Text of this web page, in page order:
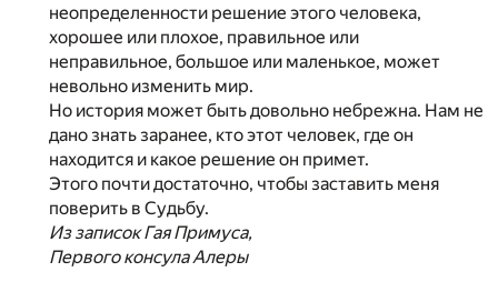
неопределенности решение этого человека,
хорошее или плохое, правильное или
неправильное, большое или маленькое, может
невольно изменить мир.
Но история может быть довольно небрежна. Нам не
дано знать заранее, кто этот человек, где он
находится и какое решение он примет.
Этого почти достаточно, чтобы заставить меня
поверить в Судьбу.
Из записок Гая Примуса,
Первого консула Алеры